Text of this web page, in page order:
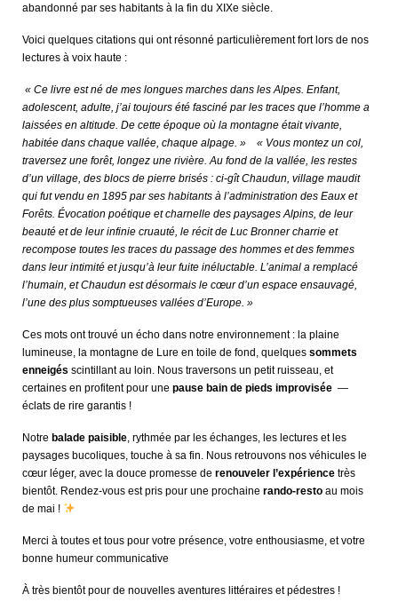
abandonné par ses habitants à la fin du XIXe siècle.
Voici quelques citations qui ont résonné particulièrement fort lors de nos
lectures à voix haute :
« Ce livre est né de mes longues marches dans les Alpes. Enfant,
adolescent, adulte, j’ai toujours été fasciné par les traces que l’homme a
laissées en altitude. De cette époque où la montagne était vivante,
habitée dans chaque vallée, chaque alpage. » « Vous montez un col,
traversez une forêt, longez une rivière. Au fond de la vallée, les restes
d’un village, des blocs de pierre brisés : ci-gît Chaudun, village maudit
qui fut vendu en 1895 par ses habitants à l’administration des Eaux et
Forêts. Évocation poétique et charnelle des paysages Alpins, de leur
beauté et de leur infinie cruauté, le récit de Luc Bronner charrie et
recompose toutes les traces du passage des hommes et des femmes
dans leur intimité et jusqu’à leur fuite inéluctable. L’animal a remplacé
l’humain, et Chaudun est désormais le cœur d’un espace ensauvagé,
l’une des plus somptueuses vallées d’Europe. »
Ces mots ont trouvé un écho dans notre environnement : la plaine
lumineuse, la montagne de Lure en toile de fond, quelques sommets
enneigés scintillant au loin. Nous traversons un petit ruisseau, et
certaines en profitent pour une pause bain de pieds improvisée —
éclats de rire garantis !
Notre balade paisible , rythmée par les échanges, les lectures et les
paysages bucoliques, touche à sa fin. Nous retrouvons nos véhicules le
cœur léger, avec la douce promesse de renouveler l’expérience très
bientôt. Rendez-vous est pris pour une prochaine rando-resto au mois
de mai !
Merci à toutes et tous pour votre présence, votre enthousiasme, et votre
bonne humeur communicative
À très bientôt pour de nouvelles aventures littéraires et pédestres !